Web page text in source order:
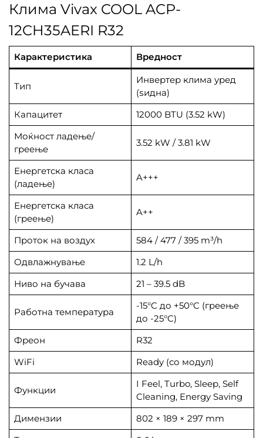
Клима Vivax COOL ACP-
12CH35AERI R32
Карактеристика Вредност
Тип
Инвертер клима уред
(ѕидна)
Капацитет
12000 BTU (3.52 kW)
Моќност ладење/
греење
3.52 kW / 3.81 kW
Енергетска класа
(ладење)
A+++
Енергетска класа
(греење)
A++
Проток на воздух
584 / 477 / 395 m³/h
Одвлажнување
1.2 L/h
Ниво на бучава
21 – 39.5 dB
Работна температура
-15°C до +50°C (греење
до -25°C)
Фреон
R32
WiFi
Ready (со модул)
Функции
I Feel, Turbo, Sleep, Self
Cleaning, Energy Saving
Димензии
802 × 189 × 297 mm